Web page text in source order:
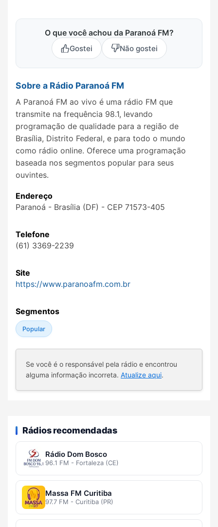
O que você achou da Paranoá FM?
Gostei Não gostei
Sobre a Rádio Paranoá FM
A Paranoá FM ao vivo é uma rádio FM que
transmite na frequência 98.1, levando
programação de qualidade para a região de
Brasília, Distrito Federal, e para todo o mundo
como rádio online. Oferece uma programação
baseada nos segmentos popular para seus
ouvintes.
Endereço
Paranoá - Brasília (DF) - CEP 71573-405
Telefone
(61) 3369-2239
Site
https://www.paranoafm.com.br
Segmentos
Popular
Se você é o responsável pela rádio e encontrou
alguma informação incorreta. Atualize aqui.
Rádios recomendadas
Rádio Dom Bosco
96.1 FM - Fortaleza (CE)
Massa FM Curitiba
97.7 FM - Curitiba (PR)